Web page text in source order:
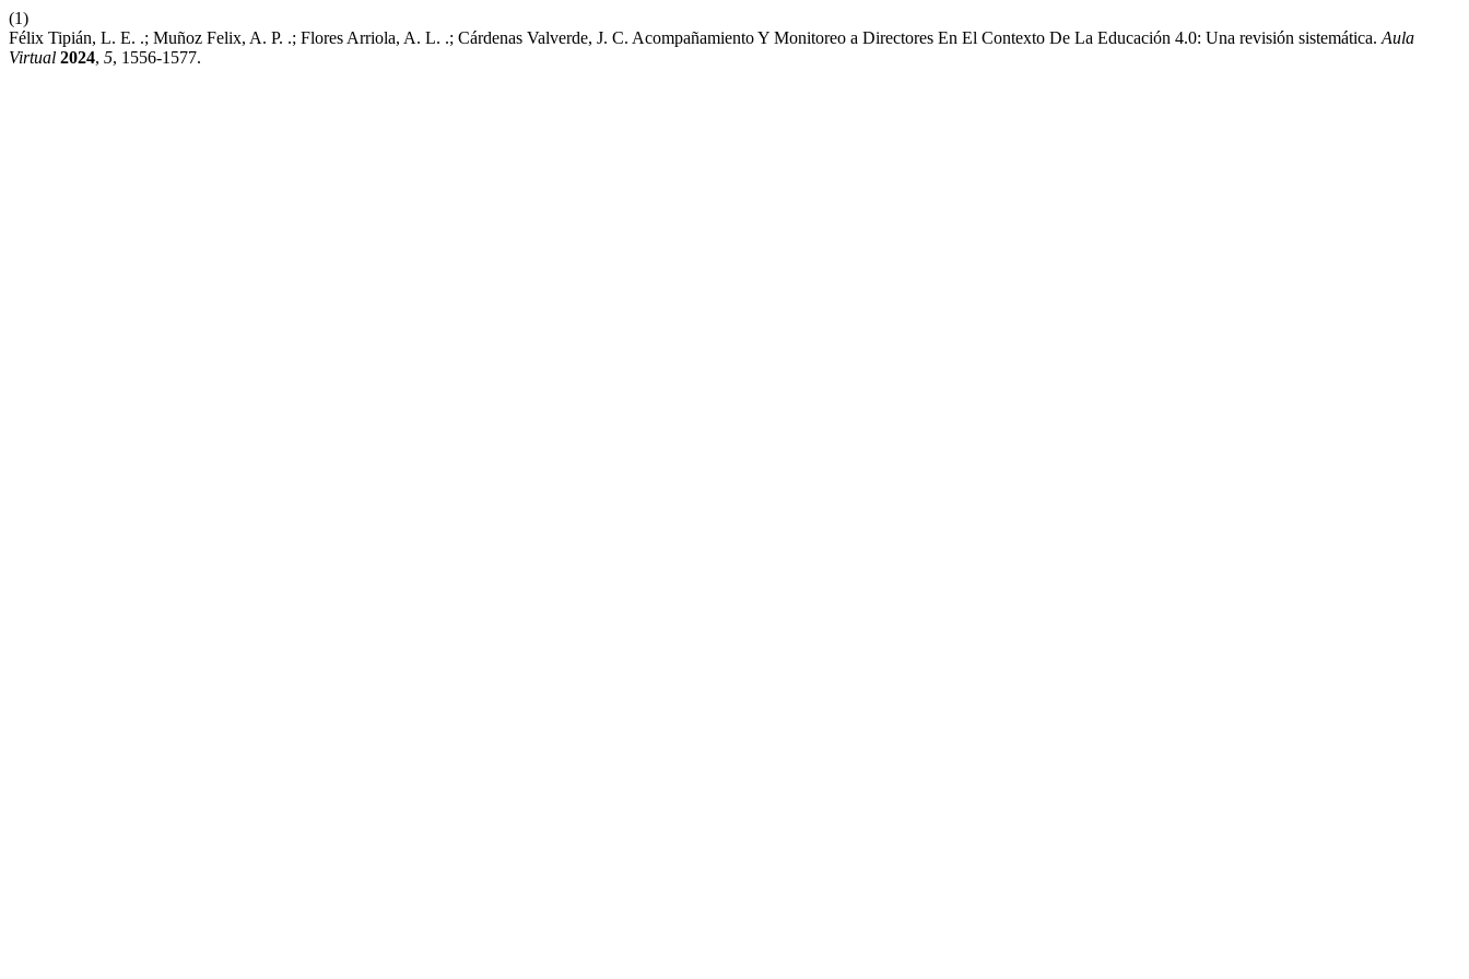
(1)
Félix Tipián, L. E. .; Muñoz Felix, A. P. .; Flores Arriola, A. L. .; Cárdenas Valverde, J. C. Acompañamiento Y Monitoreo a Directores En El Contexto De La Educación 4.0: Una revisión sistemática. Aula
Virtual 2024, 5, 1556-1577.